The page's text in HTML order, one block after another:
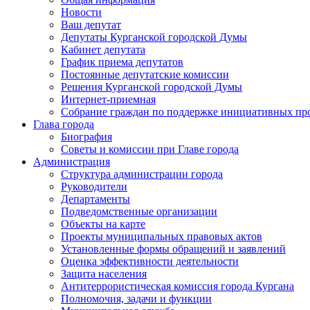
Новости
Ваш депутат
Депутаты Курганской городской Думы
Кабинет депутата
График приема депутатов
Постоянные депутатские комиссии
Решения Курганской городской Думы
Интернет-приемная
Собрание граждан по поддержке инициативных
Глава города
Биография
Советы и комиссии при Главе города
Администрация
Структура администрации города
Руководители
Департаменты
Подведомственные организации
Объекты на карте
Проекты муниципальных правовых актов
Установленные формы обращений и заявлений
Оценка эффективности деятельности
Защита населения
Антитеррористическая комиссия города Кургана
Полномочия, задачи и функции